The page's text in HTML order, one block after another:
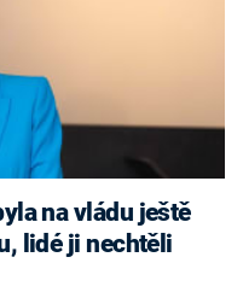
na vládu ještě
lidé ji nechtěli